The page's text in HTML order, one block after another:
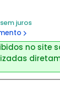
sem juros
no site